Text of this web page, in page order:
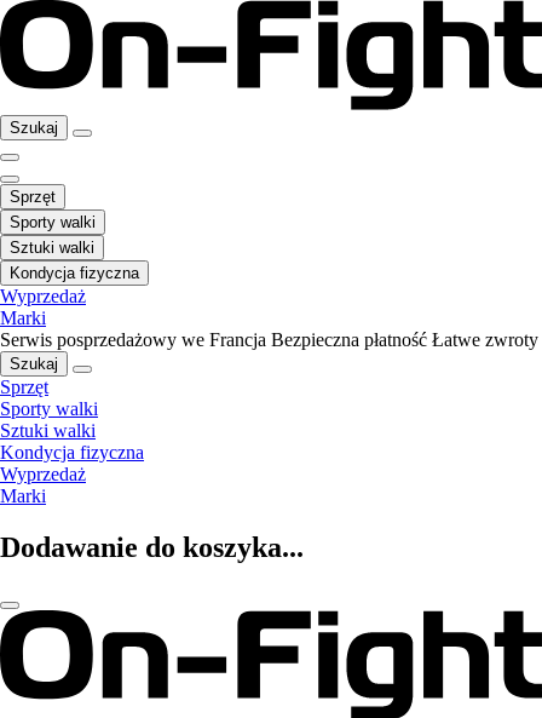
Szukaj
Sprzęt
Sporty walki
Sztuki walki
Kondycja fizyczna
Wyprzedaż
Marki
Serwis posprzedażowy we Francja Bezpieczna płatność Łatwe zwroty
Szukaj
Sprzęt
Sporty walki
Sztuki walki
Kondycja fizyczna
Wyprzedaż
Marki
Dodawanie do koszyka...